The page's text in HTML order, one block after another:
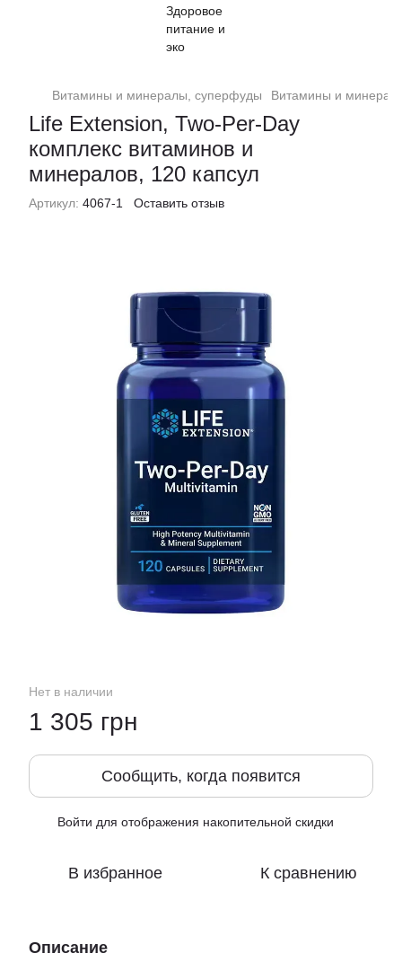
Витамины и минералы, суперфуды Витамины и
Life Extension, Two-Per-Day
комплекс витаминов и
минералов, 120 капсул
Артикул: 4067-1 Оставить отзыв
Нет в наличии
1 305 грн
Сообщить, когда появится
Войти для отображения накопительной скидки
В избранное К сравнению
Описание